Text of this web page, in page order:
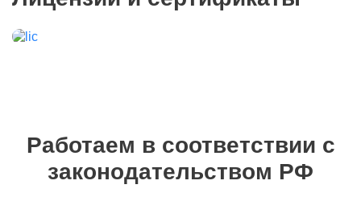
Работаем в соответствии с
законодательством РФ